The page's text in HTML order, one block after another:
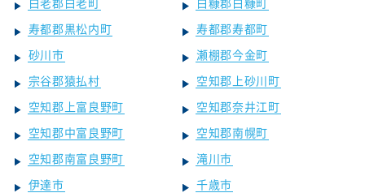
寿都郡黒松内町
寿都郡寿都町
砂川市
瀬棚郡今金町
宗谷郡猿払村
空知郡上砂川町
空知郡上富良野町
空知郡奈井江町
空知郡中富良野町
空知郡南幌町
空知郡南富良野町
滝川市
伊達市
千歳市